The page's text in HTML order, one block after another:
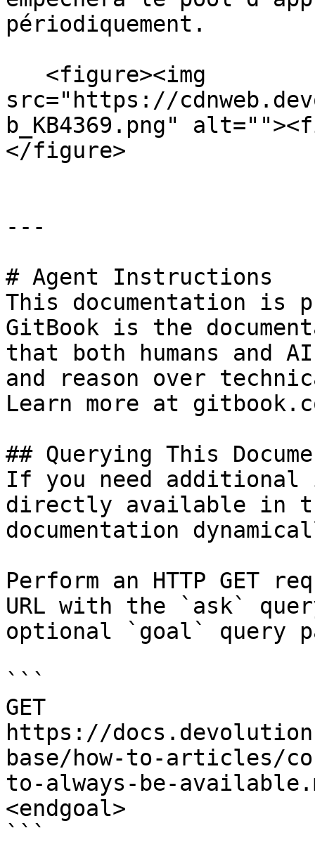
périodiquement.
src="https://
b_KB4369.png"
</figure>
---
# Agent Instructions
This documentation is
GitBook is the
that both humans and
and reason over
Learn more at
## Querying This
If you need
directly available in
documentation
Perform an HTTP GET
URL with the `ask`
optional `goal` query
```
GET
https://
base/how-to-articles/
to-always-be-
<endgoal>
```